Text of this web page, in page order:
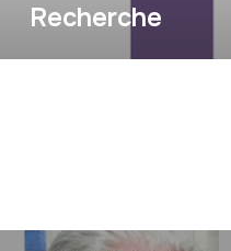
Recherche